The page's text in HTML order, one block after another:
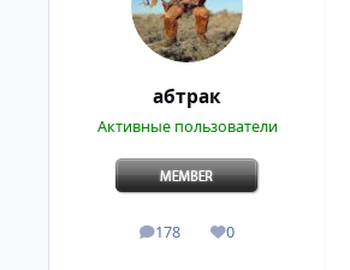
абтрак
Активные пользователи
178
сообщения
0
Репутация